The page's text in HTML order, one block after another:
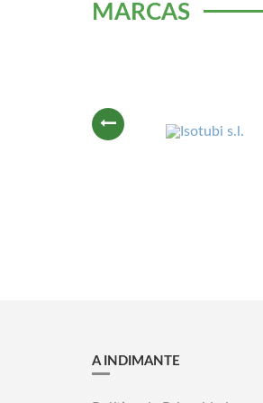
MARCAS
A INDIMANTE